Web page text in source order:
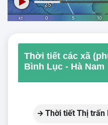
Thời tiết các xã
Bình Lục - Hà Nam
Thời tiết Thị trấn